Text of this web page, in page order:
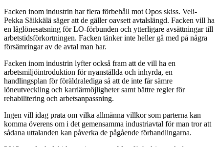
Facken inom industrin har flera förbehåll mot Opos skiss. Veli-
Pekka Säikkälä säger att de gäller oavsett avtalslängd. Facken vill ha
en låglönesatsning för LO-förbunden och ytterligare avsättningar till
arbetstidsförkortningen. Facken tänker inte heller gå med på några
försämringar av de avtal man har.
Facken inom industrin lyfter också fram att de vill ha en
arbetsmiljöintroduktion för nyanställda och inhyrda, en
handlingsplan för föräldralediga så att de inte får sämre
löneutveckling och karriärmöjligheter samt bättre regler för
rehabilitering och arbetsanpassning.
Ingen vill idag prata om vilka allmänna villkor som parterna kan
komma överens om i det gemensamma industriavtal för man tror att
sådana uttalanden kan påverka de pågående förhandlingarna.